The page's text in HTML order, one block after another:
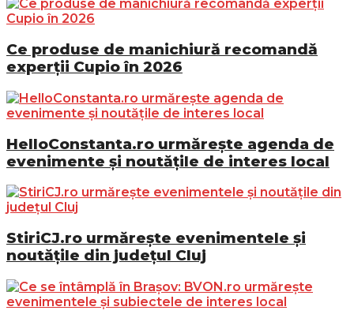
Ce produse de manichiură recomandă
experții Cupio în 2026
HelloConstanta.ro urmărește agenda de
evenimente și noutățile de interes local
StiriCJ.ro urmărește evenimentele și
noutățile din județul Cluj